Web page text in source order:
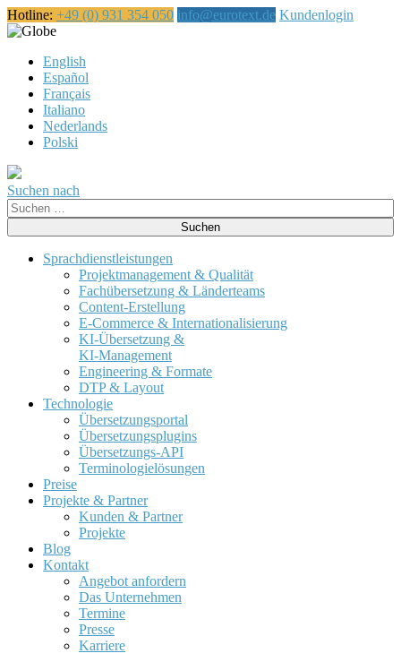
Hotline: +49 (0) 931 354 050 info@eurotext.de Kundenlogin
English
Español
Français
Italiano
Nederlands
Polski
Suchen nach
Suche
nach:
Sprachdienstleistungen
Projektmanagement & Qualität
Fachübersetzung & Länderteams
Content-Erstellung
E-Commerce & Internationalisierung
KI-Übersetzung &
KI-Management
Engineering & Formate
DTP & Layout
Technologie
Übersetzungsportal
Übersetzungsplugins
Übersetzungs-API
Terminologielösungen
Preise
Projekte & Partner
Kunden & Partner
Projekte
Blog
Kontakt
Angebot anfordern
Das Unternehmen
Termine
Presse
Karriere